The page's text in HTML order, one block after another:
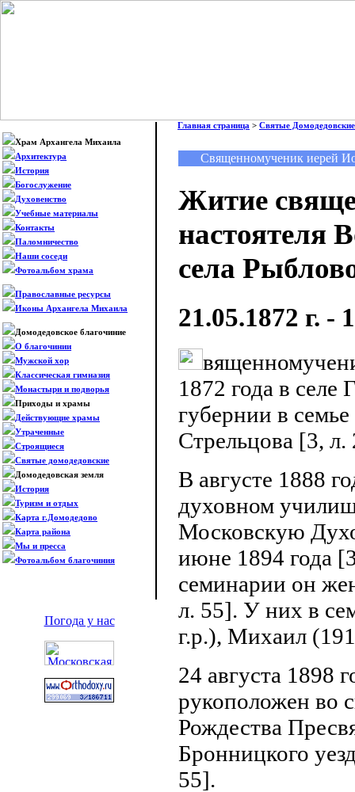
Храм Архангела Михаила
Архитектура
История
Богослужение
Духовенство
Учебные материалы
Контакты
Паломничество
Наши соседи
Фотоальбом храма
Православные ресурсы
Иконы Архангела Михаила
Домодедовское благочиние
О благочинии
Мужской хор
Классическая гимназия
Монастыри и подворья
Приходы и храмы
Действующие храмы
Утраченные
Строящиеся
Святые домодедовские
Домодедовская земля
История
Туризм и отдых
Карта г.Домодедово
Карта района
Мы и пресса
Фотоальбом благочиния
Погода у нас
Главная страница > Святые Домодедовские
Священномученик иерей
Житие
настоятеля
села
21.05.1872 г. -
1872 года в селе
губернии в
Стрельцова [3, л.
В августе 1888
духовном
Московскую
июне 1894 года
семинарии он
л. 55]. У них в
г.р.), Михаил
24 августа 1898
рукоположен во
Рождества
Бронницкого
55].